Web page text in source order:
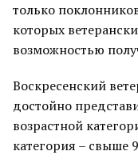
только
которых
возможностью
Воскресенский
достойно
возрастной
категория – свыше